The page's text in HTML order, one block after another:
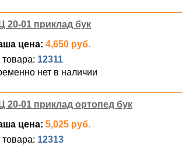
20-01 приклад бук
цена: 4,650 руб.
товара: 12311
нет в наличии
20-01 приклад ортопед бук
цена: 5,025 руб.
товара: 12313